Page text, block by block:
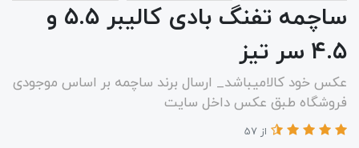
ساچمه تفنگ بادی کالیبر ۵.۵ و
۴.۵ سر تیز
عکس خود کالامیباشد_ ارسال برند ساچمه بر اساس موجودی
فروشگاه طبق عکس داخل سایت
از 57